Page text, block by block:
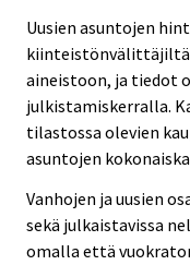
Uusien asuntojen
kiinteistönvälittäjiltä
aineistoon, ja tiedot
julkistamiskerralla.
tilastossa olevien
asuntojen
Vanhojen ja uusien
sekä julkaistavissa
omalla että